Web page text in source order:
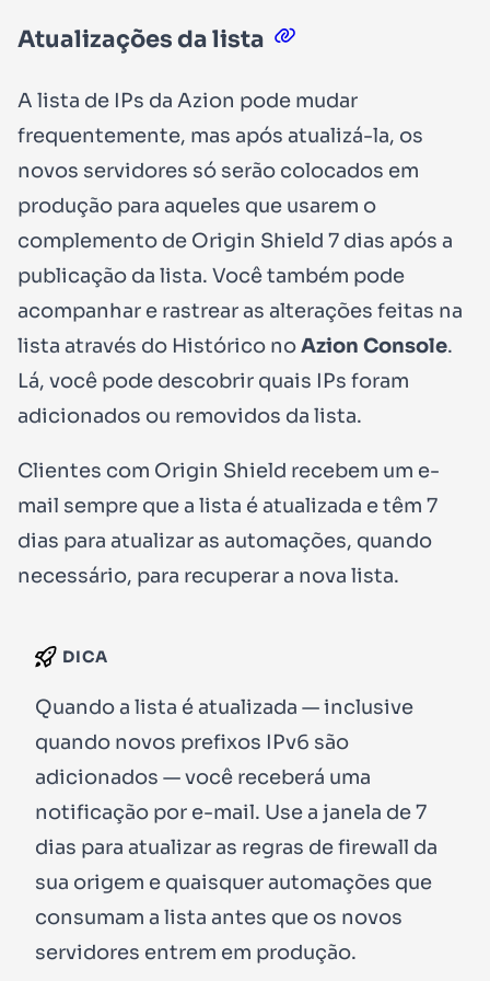
Atualizações da lista
A lista de IPs da Azion pode mudar
frequentemente, mas após atualizá-la, os
novos servidores só serão colocados em
produção para aqueles que usarem o
complemento de Origin Shield 7 dias após a
publicação da lista. Você também pode
acompanhar e rastrear as alterações feitas na
lista através do Histórico noAzion Console.
Lá, você pode descobrir quais IPs foram
adicionados ou removidos da lista.
Clientes com Origin Shield recebem um e-
mail sempre que a lista é atualizada e têm 7
dias para atualizar as automações, quando
necessário, para recuperar a nova lista.
DICA
Quando a lista é atualizada — inclusive
quando novos prefixos IPv6 são
adicionados — você receberá uma
notificação por e-mail. Use a janela de 7
dias para atualizar as regras de firewall da
sua origem e quaisquer automações que
consumam a lista antes que os novos
servidores entrem em produção.